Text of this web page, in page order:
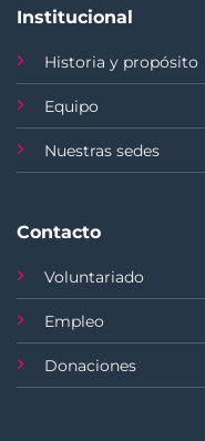
Institucional
Historia y propósito
Equipo
Nuestras sedes
Contacto
Voluntariado
Empleo
Donaciones